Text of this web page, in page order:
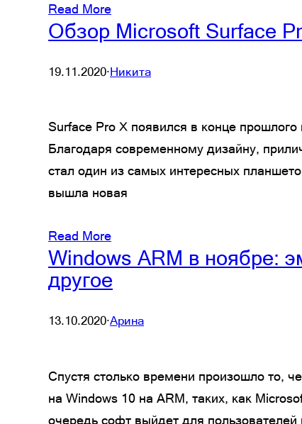
Read More
Обзор Microsoft Surface
19.11.2020·Никита
Surface Pro X появился в конце
Благодаря современному дизайну,
стал один из самых интересных
вышла новая
Read More
Windows ARM в ноябре:
другое
13.10.2020·Арина
Спустя столько времени произошло то,
на Windows 10 на ARM, таких, как
очередь софт выйдет для